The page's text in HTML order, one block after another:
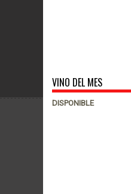
VINO DEL MES
DISPONIBLE